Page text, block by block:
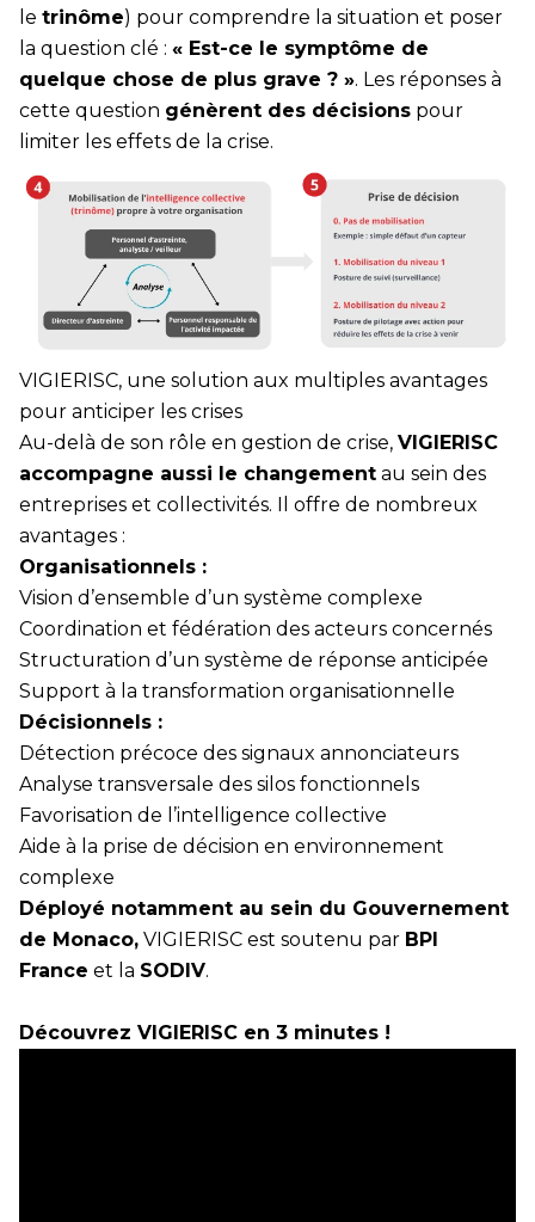
le trinôme) pour comprendre la situation et poser
la question clé : « Est-ce le symptôme de
quelque chose de plus grave ? ». Les réponses à
cette question génèrent des décisions pour
limiter les effets de la crise.
VIGIERISC, une solution aux multiples avantages
pour anticiper les crises
Au-delà de son rôle en gestion de crise, VIGIERISC
accompagne aussi le changement au sein des
entreprises et collectivités. Il offre de nombreux
avantages :
Organisationnels :
Vision d’ensemble d’un système complexe
Coordination et fédération des acteurs concernés
Structuration d’un système de réponse anticipée
Support à la transformation organisationnelle
Décisionnels :
Détection précoce des signaux annonciateurs
Analyse transversale des silos fonctionnels
Favorisation de l’intelligence collective
Aide à la prise de décision en environnement
complexe
Déployé notamment au sein du Gouvernement
de Monaco, VIGIERISC est soutenu par BPI
France et la SODIV.
Découvrez VIGIERISC en 3 minutes !